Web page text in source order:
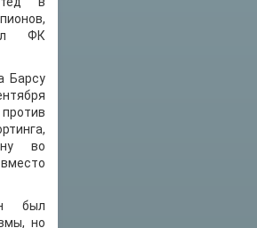
ФК
Барсу
во
был
но